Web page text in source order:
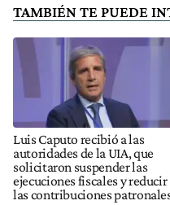
TAMBIÉN TE PUEDE
Luis Caputo recibió a las
autoridades de la UIA, que
solicitaron suspender las
ejecuciones fiscales y reducir
las contribuciones